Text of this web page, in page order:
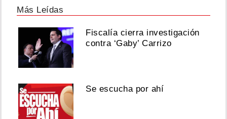
Más Leídas
Fiscalía cierra investigación
contra ‘Gaby’ Carrizo
Se escucha por ahí